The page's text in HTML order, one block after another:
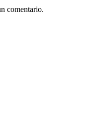
comentario.